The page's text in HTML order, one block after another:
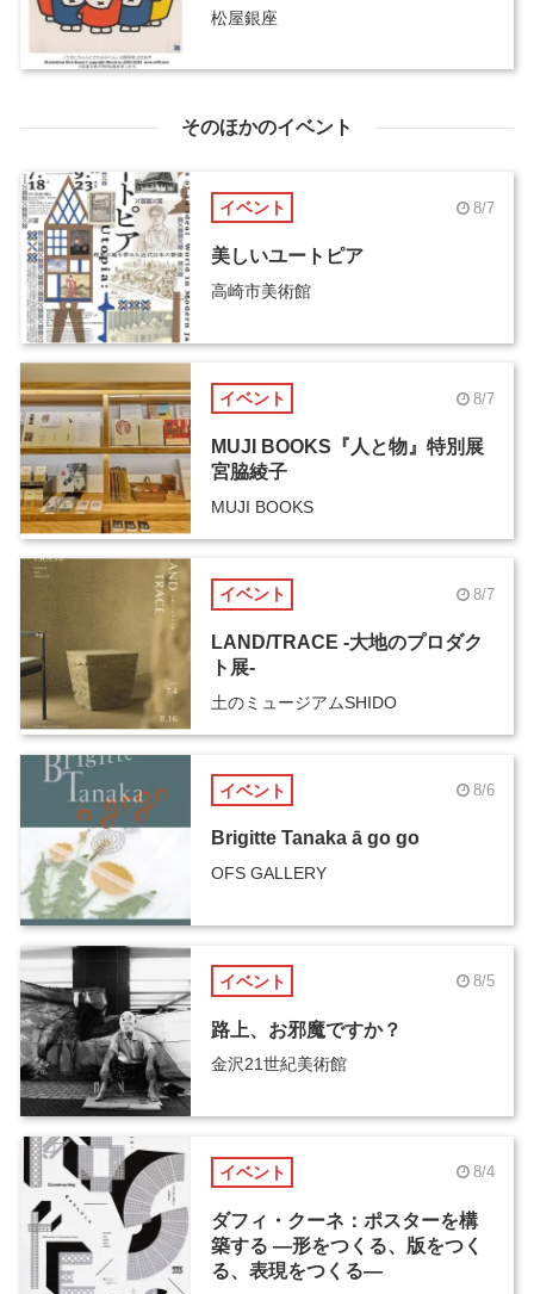
松屋銀座
そのほかのイベント
イベント 8/7
美しいユートピア
高崎市美術館
イベント 8/7
MUJI BOOKS『人と物』特別展
宮脇綾子
MUJI BOOKS
イベント 8/7
LAND/TRACE -大地のプロダク
ト展-
土のミュージアムSHIDO
イベント 8/6
Brigitte Tanaka ā go go
OFS GALLERY
イベント 8/5
路上、お邪魔ですか？
金沢21世紀美術館
イベント 8/4
ダフィ・クーネ：ポスターを構
築する ―形をつくる、版をつく
る、表現をつくる―